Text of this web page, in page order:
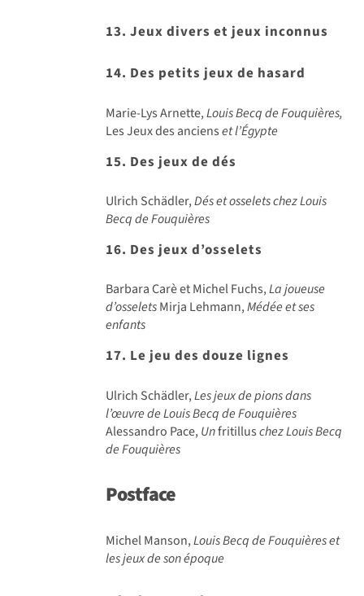
13. Jeux divers et jeux inconnus
14. Des petits jeux de hasard
Marie-Lys Arnette,Louis Becq de Fouquières,
Les Jeux des ancienset l’Égypte
15. Des jeux de dés
Ulrich Schädler,Dés et osselets chez Louis
Becq de Fouquières
16. Des jeux d’osselets
Barbara Carè et Michel Fuchs,La joueuse
d’osseletsMirja Lehmann,Médée et ses
enfants
17. Le jeu des douze lignes
Ulrich Schädler,Les jeux de pions dans
l’œuvre de Louis Becq de Fouquières
Alessandro Pace,Unfritilluschez Louis Becq
de Fouquières
Postface
Michel Manson,Louis Becq de Fouquières et
les jeux de son époque